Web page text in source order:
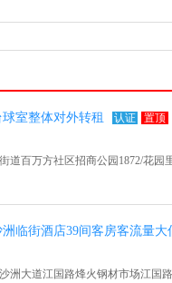
室整体对外转租 认证
置顶
道百万方社区招商公园1872/花园
洲临街酒店39间客房客流量大
洲大道江国路烽火钢材市场江国